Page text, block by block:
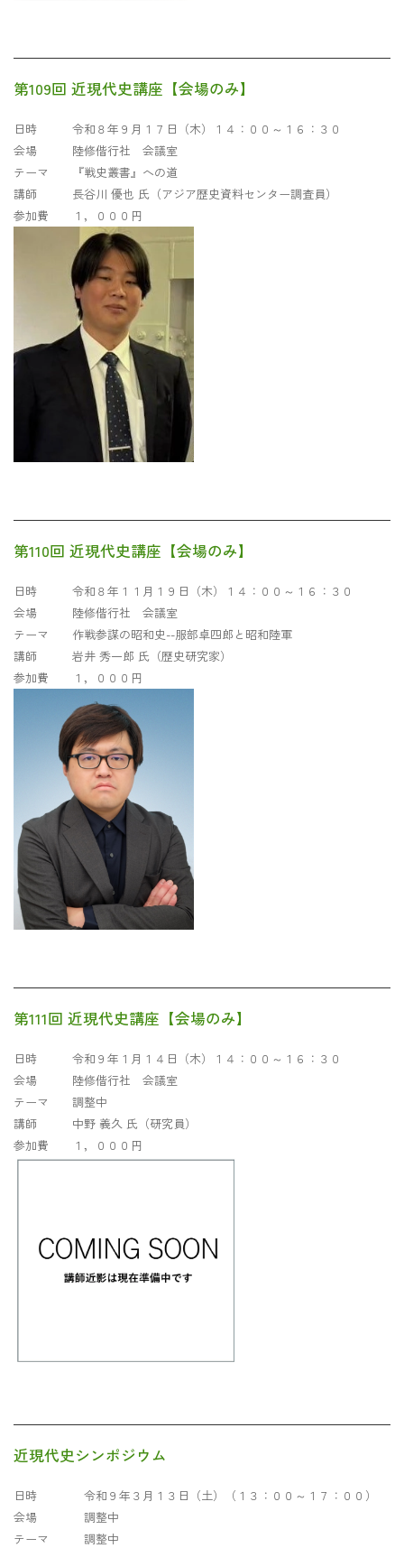
第109回 近現代史講座【会場のみ】
日時 令和８年９月１７日（木）１４：００～１６：３０
会場 陸修偕行社 会議室
テーマ 『戦史叢書』への道
講師 長谷川 優也 氏（アジア歴史資料センター調査員）
参加費 １，０００円
第110回 近現代史講座【会場のみ】
日時 令和８年１１月１９日（木）１４：００～１６：３０
会場 陸修偕行社 会議室
テーマ 作戦参謀の昭和史--服部卓四郎と昭和陸軍
講師 岩井 秀一郎 氏（歴史研究家）
参加費 １，０００円
第111回 近現代史講座【会場のみ】
日時 令和９年１月１４日（木）１４：００～１６：３０
会場 陸修偕行社 会議室
テーマ 調整中
講師 中野 義久 氏（研究員）
参加費 １，０００円
近現代史シンポジウム
日時 令和９年３月１３日（土）（１３：００～１７：００）
会場 調整中
テーマ 調整中